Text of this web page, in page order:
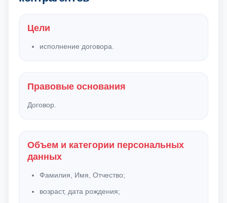
Цели
исполнение договора.
Правовые основания
Договор.
Объем и категории персональных
данных
Фамилия, Имя, Отчество;
возраст, дата рождения;